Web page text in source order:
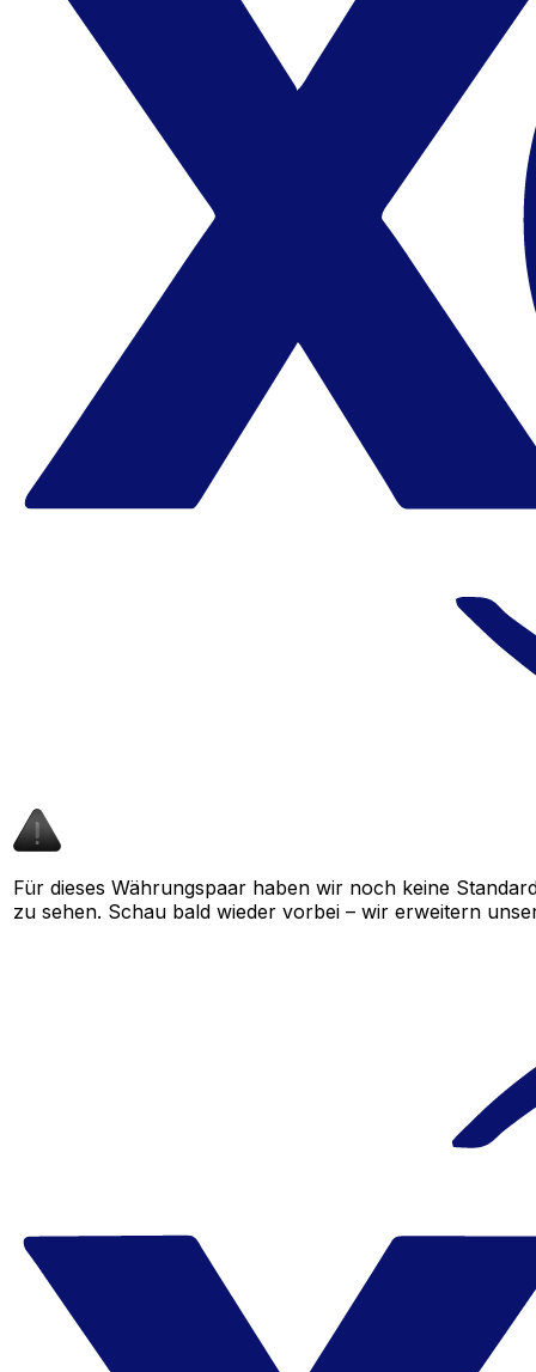
Für dieses Währungspaar haben wir noch keine
zu sehen. Schau bald wieder vorbei – wir erweitern